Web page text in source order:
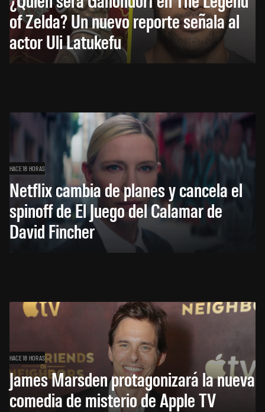
of Zelda? Un nuevo reporte señala al
actor Uli Latukefu
HACE 18 HORAS
Netflix cambia de planes y cancela el
spinoff de El Juego del Calamar de
David Fincher
HACE 18 HORAS
James Marsden protagonizará la nueva
comedia de misterio de Apple TV